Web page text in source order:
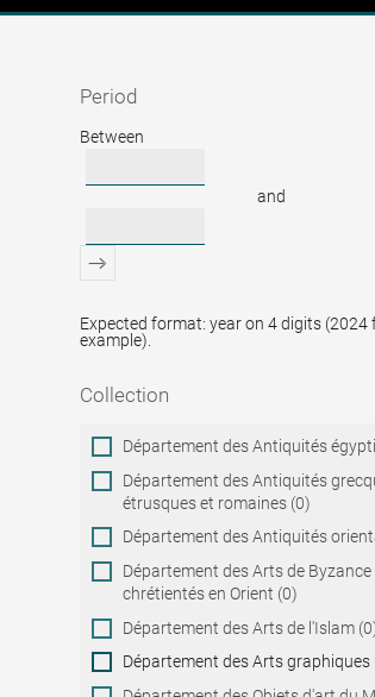
Recherche
Period
Period
Between
and
Expected format: year on 4 digits (2024
example).
Collection
Collection
Département des Antiquités
Département des Antiquités
étrusques et romaines (0)
Département des Antiquités
Département des Arts de Byzance
chrétientés en Orient (0)
Département des Arts de l'Islam
Département des Arts graphiques